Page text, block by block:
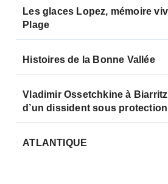
Les glaces Lopez, mémoire
Plage
Histoires de la Bonne Vallée
Vladimir Ossetchkine à
d’un dissident sous protection
ATLANTIQUE